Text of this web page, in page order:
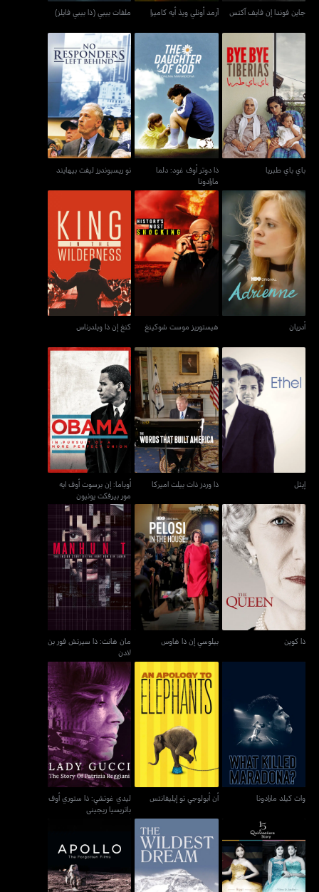
جاين فوندا إن فايف آكتس آرمد أونلي ويذ أيه كاميرا ملفات بيبي (ذا بيبي فايلز)
باي باي طبريا
باي باي طبريا
ذا دوتر أوف غود: دلما
مارادونا
ذا دوتر أوف غود: دلما
مارادونا
نو ريسبوندرز ليفت بيهايند
نو ريسبوندرز ليفت بيهايند
أدريان
أدريان
هيستوريز موست شوكينغ
هيستوريز موست شوكينغ
كنغ إن ذا ويلدرناس
كنغ إن ذا ويلدرناس
إيثل
إيثل
ذا وردز ذات بيلت اميركا
ذا وردز ذات بيلت اميركا
أوباما: إن برسوت أوف ايه
مور بيرفكت يونيون
أوباما: إن برسوت أوف ايه
مور بيرفكت يونيون
ذا كوين
ذا كوين
بيلوسي إن ذا هاوس
بيلوسي إن ذا هاوس
مان هانت: ذا سيرتش فور
بن لادن
مان هانت: ذا سيرتش فور بن
لادن
وات كيلد مارادونا
وات كيلد مارادونا
أن أبولوجي تو إيليفانتس
أن أبولوجي تو إيليفانتس
ليدي غوتشي: ذا ستوري
أوف باتريسيا ريجيني
ليدي غوتشي: ذا ستوري أوف
باتريسيا ريجيني
15: اي كوينسيانيرا ستوري ذا وايلدست دريم أبولو: ذي فورغتن فيلمز